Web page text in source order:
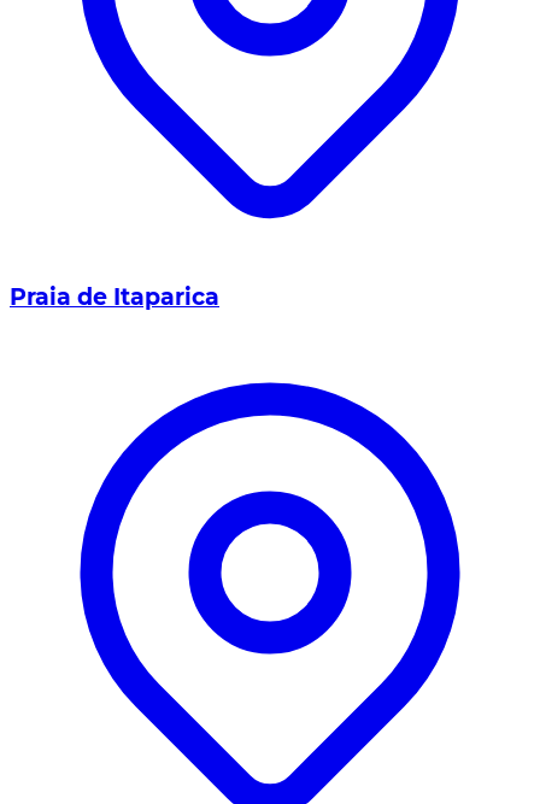
Praia de Itaparica